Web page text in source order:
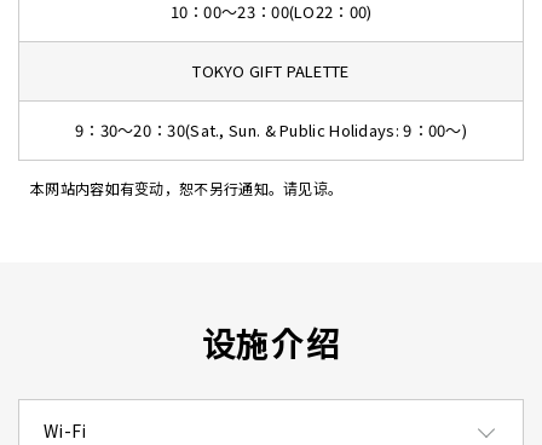
10：00～23：00(LO22：00)
TOKYO GIFT PALETTE
9：30～20：30(Sat., Sun. & Public Holidays: 9：00～)
本网站内容如有变动，恕不另行通知。请见谅。
设施介绍
Wi-Fi